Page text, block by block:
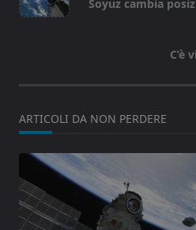
subtitle
Soyuz cambia
C’è
ARTICOLI DA NON PERDERE